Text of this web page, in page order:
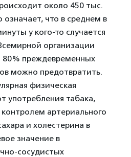
около 450 тыс.
означает, что в среднем в
у кого-то случается
организации
80% преждевременных
можно предотвратить.
физическая
употребления табака,
артериального
и холестерина в
значение в
сосудистых